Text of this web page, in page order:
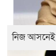
নিজ আসনেই